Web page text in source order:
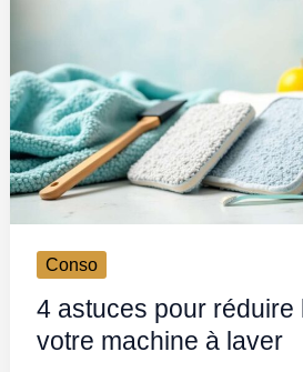
Conso
4 astuces pour réduire
votre machine à laver